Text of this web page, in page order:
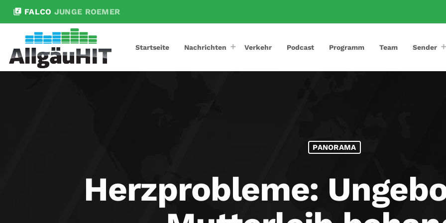
library_music FALCO JUNGE ROEMER
Startseite Nachrichten Verkehr Podcast Programm Team Sender
PANORAMA
Herzprobleme: